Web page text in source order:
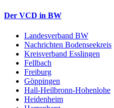
Der VCD in BW
Landesverband BW
Nachrichten Bodenseekreis
Kreisverband Esslingen
Fellbach
Freiburg
Göppingen
Hall-Heilbronn-Hohenlohe
Heidenheim